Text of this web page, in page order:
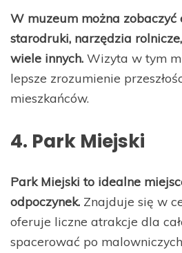
W muzeum można zobaczyć
starodruki, narzędzia
wiele innych. Wizyta w tym
lepsze zrozumienie
mieszkańców.
4. Park Miejski
Park Miejski to idealne
odpoczynek. Znajduje się w
oferuje liczne atrakcje dla
spacerować po